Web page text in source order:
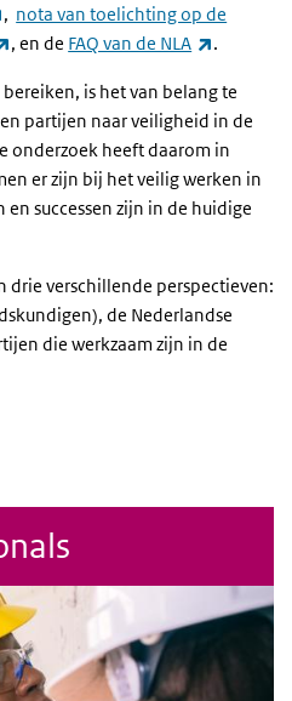
(link is external)
, nota van toelichting op de
(link is external)
, en de FAQ van de NLA (link is
.
is het van belang te
partijen naar veiligheid in de
onderzoek heeft daarom in
er zijn bij het veilig werken in
successen zijn in de huidige
drie verschillende perspectieven:
de Nederlandse
die werkzaam zijn in de